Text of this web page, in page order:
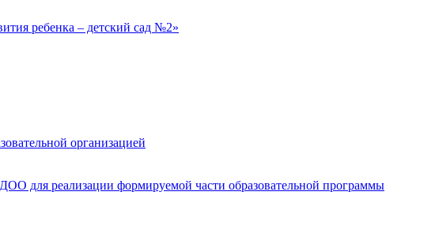
ребенка – детский сад №2»
организацией
для реализации формируемой части образовательной программы